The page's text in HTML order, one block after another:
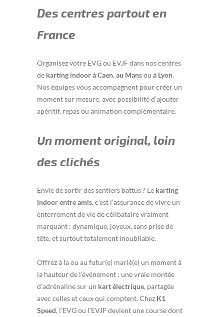
Des centres partout en
France
Organisez votre EVG ou EVJF dans nos centres
de karting indoor à Caen, au Mansou à Lyon.
Nos équipes vous accompagnent pour créer un
moment sur mesure, avec possibilité d’ajouter
apéritif, repas ou animation complémentaire.
Un moment original, loin
des clichés
Envie de sortir des sentiers battus ? Le karting
indoor entre amis, c’est l’assurance de vivre un
enterrement de vie de célibataire vraiment
marquant : dynamique, joyeux, sans prise de
tête, et surtout totalement inoubliable.
Offrez à la ou au futur(e) marié(e) un moment à
la hauteur de l’événement : une vraie montée
d’adrénaline sur un kart électrique, partagée
avec celles et ceux qui comptent. Chez K1
Speed, l’EVG ou l’EVJF devient une course dont